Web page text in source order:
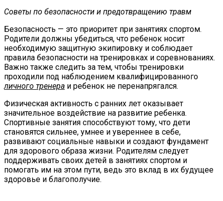
Советы по безопасности и предотвращению травм
Безопасность — это приоритет при занятиях спортом.
Родители должны убедиться, что ребенок носит
необходимую защитную экипировку и соблюдает
правила безопасности на тренировках и соревнованиях.
Важно также следить за тем, чтобы тренировки
проходили под наблюдением квалифицированного
личного тренера и ребенок не перенапрягался.
Физическая активность с ранних лет оказывает
значительное воздействие на развитие ребенка.
Спортивные занятия способствуют тому, что дети
становятся сильнее, умнее и увереннее в себе,
развивают социальные навыки и создают фундамент
для здорового образа жизни. Родителям следует
поддерживать своих детей в занятиях спортом и
помогать им на этом пути, ведь это вклад в их будущее
здоровье и благополучие.